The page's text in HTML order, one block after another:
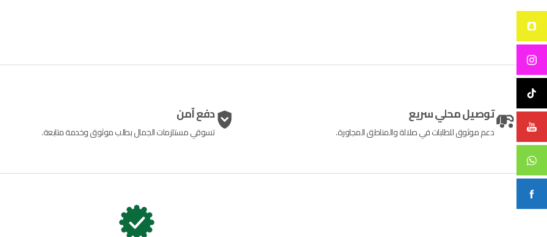
توصيل محلي سريع
دعم موثوق للطلبات في صلالة والمناطق المجاورة.
دفع آمن
تسوقي مستلزمات الجمال بطلب موثوق وخدمة متابعة.